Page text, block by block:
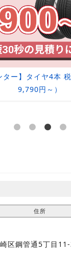
ター】タイヤ4本
9,790円～）
住所
区鋼管通5丁目